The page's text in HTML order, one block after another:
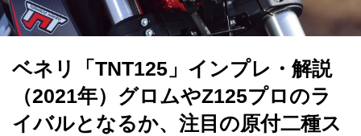
ベネリ「TNT125」インプレ・解説
（2021年）グロムやZ125プロのラ
イバルとなるか、注目の原付二種ス